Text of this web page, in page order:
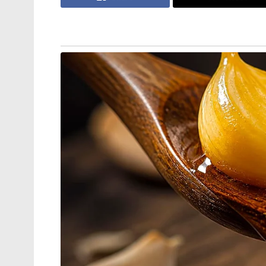
ബൗളിങ്ങാണ് അഫ്ഗാന്റെ
ഷറഫുദ്ദീൻ അഷ്‌റഫ്, മുഹമ്മദ് സലീം സാഫി
ഒന്നാം ഇന്നിങ്സിൽ വേട്ടയാടിയത്.
നേടി പിന്തുണ നൽകി.
വമ്പൻ ലീഡ് വഴങ്ങി രണ്ടാമതും
ഇന്നിങ്സിലും ഇന്ത്യൻ ബൗളർമാരുടെ
35.5 ഓവറിൽ 112 റൺസിന് അഫ്ഗാന്റെ
റൺസെടുത്ത ഓപ്പണർ സെദിഖുള്ള അടൽ
സ്കോറർ. ഇന്ത്യക്കായി വാഷിംഗ്‌ടൺ നാലും
INDIA VS AFGANISTAN